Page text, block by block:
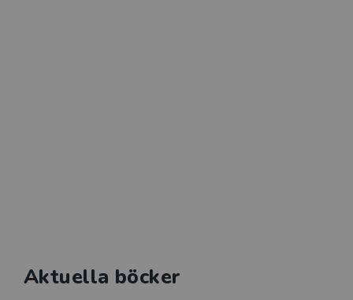
Studentlitteratur i siffror
Aktuella böcker